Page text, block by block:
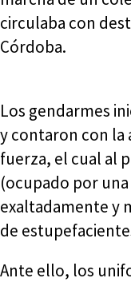
circulaba con
Córdoba.
Los gendarmes
y contaron con la
fuerza, el cual al
(ocupado por
exaltadamente y
de
Ante ello, los